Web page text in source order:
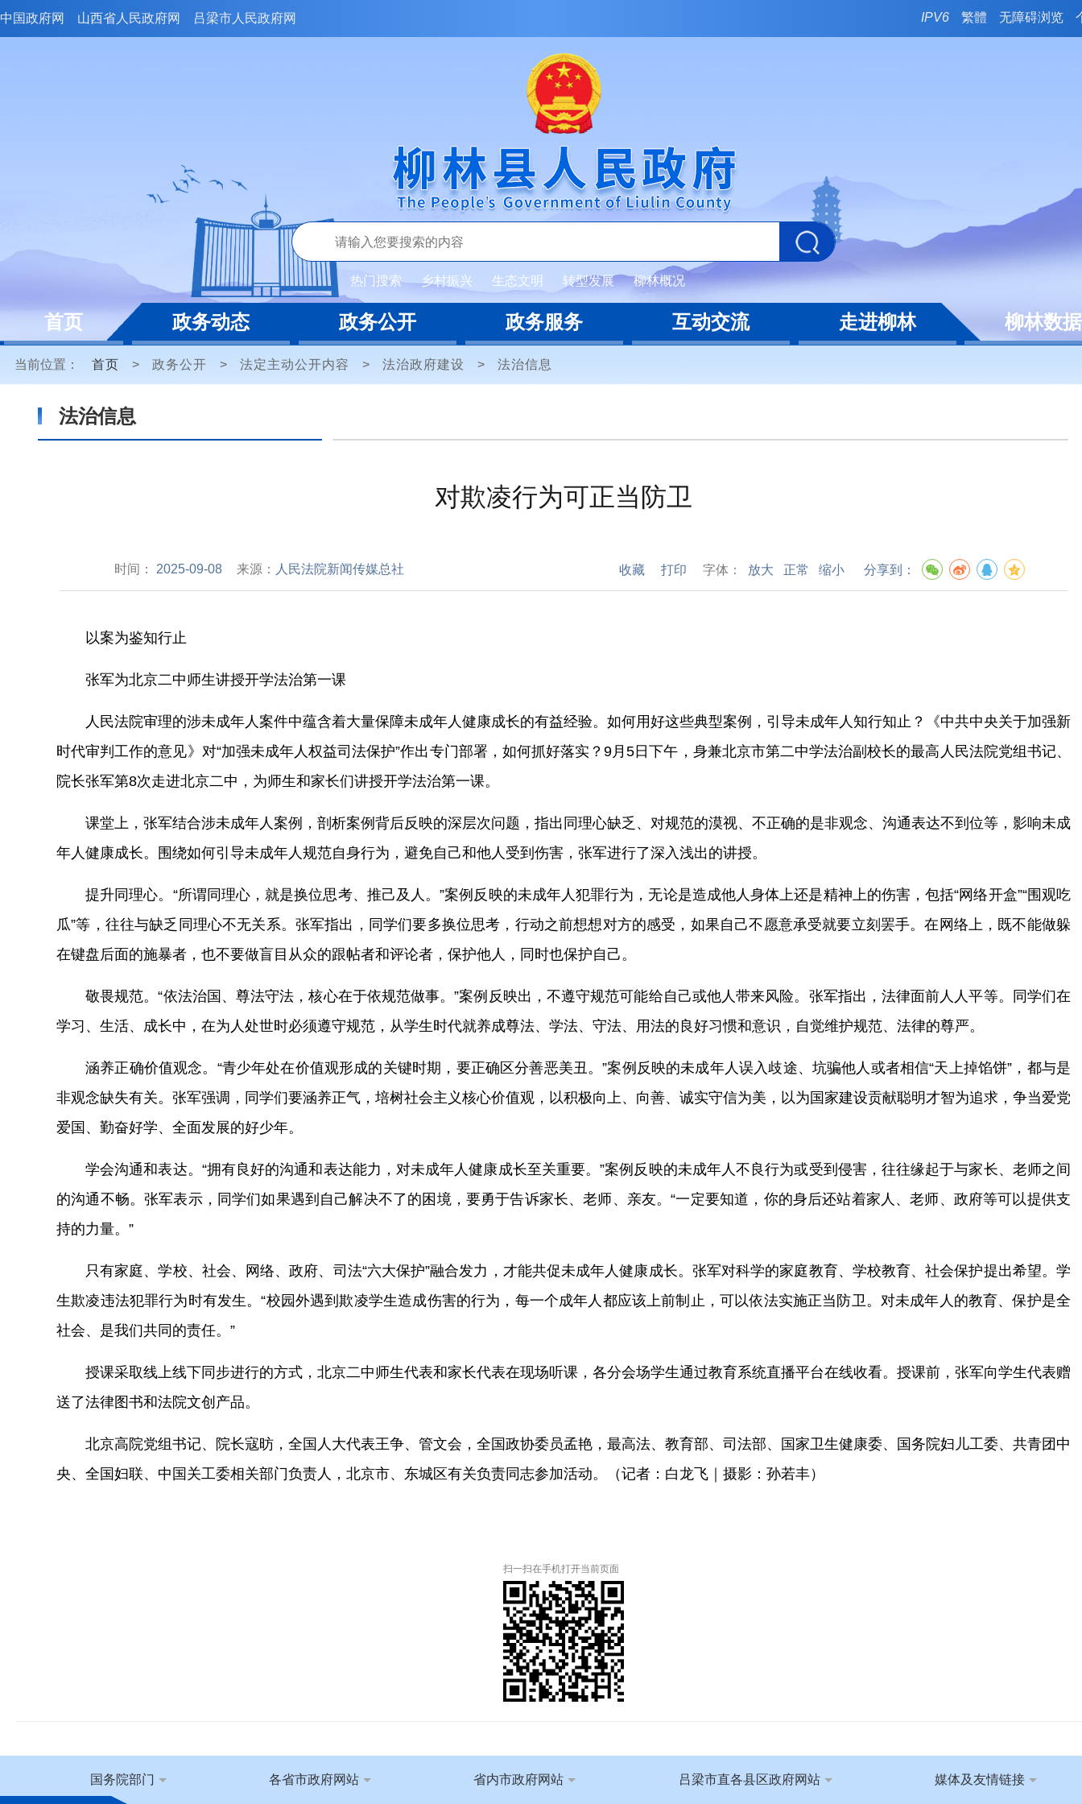
中国政府网 山西省人民政府网 吕梁市人民政府网 IPV6 繁體 无障碍浏览
热门搜索 乡村振兴 生态文明 转型发展 柳林概况
首页 政务动态 政务公开 政务服务 互动交流 走进柳林 柳林数据
当前位置： 首页 > 政务公开 > 法定主动公开内容 > 法治政府建设 > 法治信息
法治信息
对欺凌行为可正当防卫
时间： 2025-09-08 来源： 人民法院新闻传媒总社 收藏 打印 字体： 放大 正常 缩小 分享到：
以案为鉴知行止
张军为北京二中师生讲授开学法治第一课
人民法院审理的涉未成年人案件中蕴含着大量保障未成年人健康成长的有益经验。如何用好这些典型案例，引导未成年人知行知止？《中共中央关于加强新
时代审判工作的意见》对“加强未成年人权益司法保护”作出专门部署，如何抓好落实？9月5日下午，身兼北京市第二中学法治副校长的最高人民法院党组书记、
院长张军第8次走进北京二中，为师生和家长们讲授开学法治第一课。
课堂上，张军结合涉未成年人案例，剖析案例背后反映的深层次问题，指出同理心缺乏、对规范的漠视、不正确的是非观念、沟通表达不到位等，影响未成
年人健康成长。围绕如何引导未成年人规范自身行为，避免自己和他人受到伤害，张军进行了深入浅出的讲授。
提升同理心。 “所谓同理心，就是换位思考、推己及人。”案例反映的未成年人犯罪行为，无论是造成他人身体上还是精神上的伤害，包括“网络开盒”“围观吃
瓜”等，往往与缺乏同理心不无关系。张军指出，同学们要多换位思考，行动之前想想对方的感受，如果自己不愿意承受就要立刻罢手。在网络上，既不能做躲
在键盘后面的施暴者，也不要做盲目从众的跟帖者和评论者，保护他人，同时也保护自己。
敬畏规范。“依法治国、尊法守法，核心在于依规范做事。”案例反映出，不遵守规范可能给自己或他人带来风险。张军指出，法律面前人人平等。同学们在
学习、生活、成长中，在为人处世时必须遵守规范，从学生时代就养成尊法、学法、守法、用法的良好习惯和意识，自觉维护规范、法律的尊严。
涵养正确价值观念。 “青少年处在价值观形成的关键时期，要正确区分善恶美丑。”案例反映的未成年人误入歧途、坑骗他人或者相信“天上掉馅饼”，都与是
非观念缺失有关。张军强调，同学们要涵养正气，培树社会主义核心价值观，以积极向上、向善、诚实守信为美，以为国家建设贡献聪明才智为追求，争当爱党
爱国、勤奋好学、全面发展的好少年。
学会沟通和表达。 “拥有良好的沟通和表达能力，对未成年人健康成长至关重要。”案例反映的未成年人不良行为或受到侵害，往往缘起于与家长、老师之间
的沟通不畅。张军表示，同学们如果遇到自己解决不了的困境，要勇于告诉家长、老师、亲友。“一定要知道，你的身后还站着家人、老师、政府等可以提供支
持的力量。”
只有家庭、学校、社会、网络、政府、司法“六大保护”融合发力，才能共促未成年人健康成长。张军对科学的家庭教育、学校教育、社会保护提出希望。学
生欺凌违法犯罪行为时有发生。“校园外遇到欺凌学生造成伤害的行为，每一个成年人都应该上前制止，可以依法实施正当防卫。对未成年人的教育、保护是全
社会、是我们共同的责任。”
授课采取线上线下同步进行的方式，北京二中师生代表和家长代表在现场听课，各分会场学生通过教育系统直播平台在线收看。授课前，张军向学生代表赠
送了法律图书和法院文创产品。
北京高院党组书记、院长寇昉，全国人大代表王争、管文会，全国政协委员孟艳，最高法、教育部、司法部、国家卫生健康委、国务院妇儿工委、共青团中
央、全国妇联、中国关工委相关部门负责人，北京市、东城区有关负责同志参加活动。（记者：白龙飞｜摄影：孙若丰）
扫一扫在手机打开当前页面
国务院部门 各省市政府网站 省内市政府网站 吕梁市直各县区政府网站 媒体及友情链接